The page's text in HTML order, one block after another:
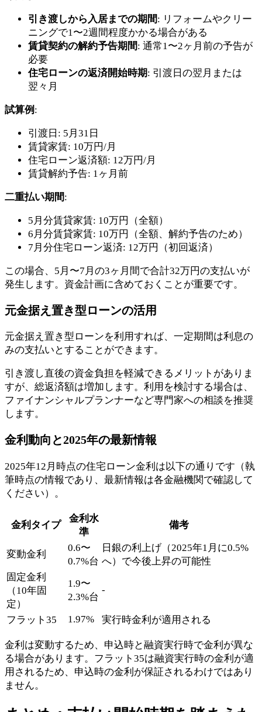
引き渡しから入居までの期間: リフォームやクリー
ニングで1〜2週間程度かかる場合がある
賃貸契約の解約予告期間: 通常1〜2ヶ月前の予告が
必要
住宅ローンの返済開始時期: 引渡日の翌月または
翌々月
試算例 :
引渡日: 5月31日
賃貸家賃: 10万円/月
住宅ローン返済額: 12万円/月
賃貸解約予告: 1ヶ月前
二重払い期間:
5月分賃貸家賃: 10万円（全額）
6月分賃貸家賃: 10万円（全額、解約予告のため）
7月分住宅ローン返済: 12万円（初回返済）
この場合、5月〜7月の3ヶ月間で合計32万円の支払いが
発生します。資金計画に含めておくことが重要です。
元金据え置き型ローンの活用
元金据え置き型ローンを利用すれば、一定期間は利息の
みの支払いとすることができます。
引き渡し直後の資金負担を軽減できるメリットがありま
すが、総返済額は増加します。利用を検討する場合は、
ファイナンシャルプランナーなど専門家への相談を推奨
します。
金利動向と2025年の最新情報
2025年12月時点の住宅ローン金利は以下の通りです（執
筆時点の情報であり、最新情報は各金融機関で確認して
ください）。
金利タイプ
金利水
準
備考
変動金利
0.6〜
0.7%台
日銀の利上げ（2025年1月に0.5%
へ）で今後上昇の可能性
固定金利
（10年固
定）
1.9〜
2.3%台
-
フラット35 1.97% 実行時金利が適用される
金利は変動するため、申込時と融資実行時で金利が異な
る場合があります。フラット35は融資実行時の金利が適
用されるため、申込時の金利が保証されるわけではあり
ません。